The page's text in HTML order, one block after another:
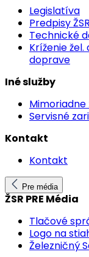
Legislatíva
Predpisy ŽSR
Technické
Kríženie
doprave
Iné služby
Mimoriadne
Servisné
Kontakt
Kontakt
Pre média
ŽSR PRE Média
Tlačové
Logo na
Železničný